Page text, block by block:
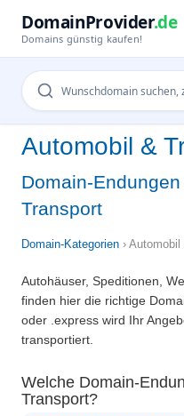
DomainProvider.de
Domains günstig kaufen!
Automobil &
Domain-
Transport
Domain-Kategorien ›
Autohäuser, Speditionen,
finden hier die richtige
oder .express wird Ihr
transportiert.
Welche Domain-
Transport?